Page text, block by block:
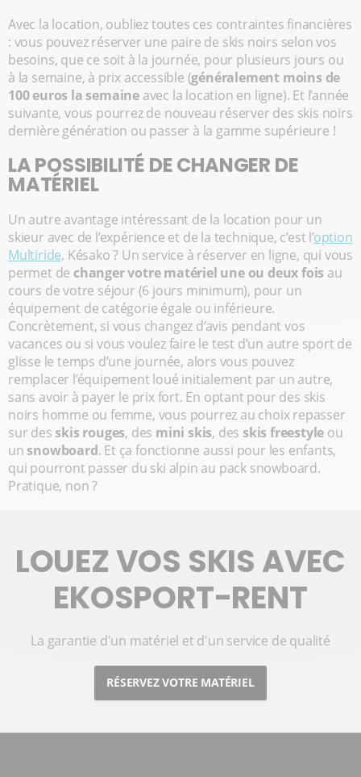
Avec la location, oubliez toutes ces contraintes financières
: vous pouvez réserver une paire de skis noirs selon vos
besoins, que ce soit à la journée, pour plusieurs jours ou
à la semaine, à prix accessible (généralement moins de
100 euros la semaine avec la location en ligne). Et l’année
suivante, vous pourrez de nouveau réserver des skis noirs
dernière génération ou passer à la gamme supérieure !
LA POSSIBILITÉ DE CHANGER DE
MATÉRIEL
Un autre avantage intéressant de la location pour un
skieur avec de l’expérience et de la technique, c’est l’option
Multiride. Késako ? Un service à réserver en ligne, qui vous
permet de changer votre matériel une ou deux fois au
cours de votre séjour (6 jours minimum), pour un
équipement de catégorie égale ou inférieure.
Concrètement, si vous changez d’avis pendant vos
vacances ou si vous voulez faire le test d’un autre sport de
glisse le temps d’une journée, alors vous pouvez
remplacer l’équipement loué initialement par un autre,
sans avoir à payer le prix fort. En optant pour des skis
noirs homme ou femme, vous pourrez au choix repasser
sur des skis rouges, des mini skis, des skis freestyle ou
un snowboard. Et ça fonctionne aussi pour les enfants,
qui pourront passer du ski alpin au pack snowboard.
Pratique, non ?
LOUEZ VOS SKIS AVEC
EKOSPORT-RENT
La garantie d'un matériel et d'un service de qualité
RÉSERVEZ VOTRE MATÉRIEL